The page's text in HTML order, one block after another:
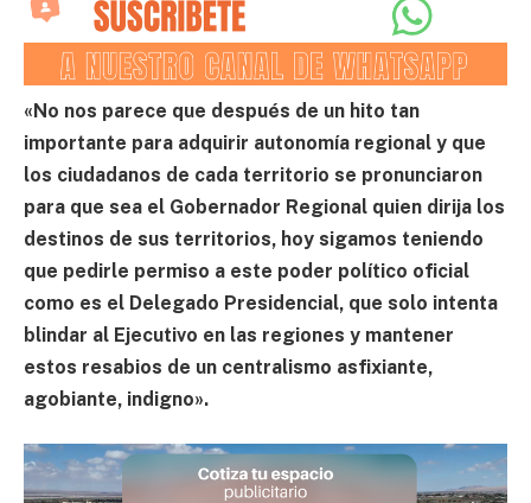
«No nos parece que después de un hito tan
importante para adquirir autonomía regional y que
los ciudadanos de cada territorio se pronunciaron
para que sea el Gobernador Regional quien dirija los
destinos de sus territorios, hoy sigamos teniendo
que pedirle permiso a este poder político oficial
como es el Delegado Presidencial, que solo intenta
blindar al Ejecutivo en las regiones y mantener
estos resabios de un centralismo asfixiante,
agobiante, indigno».